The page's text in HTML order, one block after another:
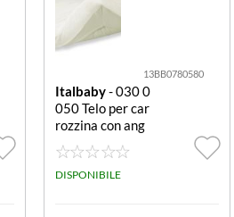
13BB0780580
Italbaby- 030 0
050 Telo per car
rozzina con ang
oli
DISPONIBILE